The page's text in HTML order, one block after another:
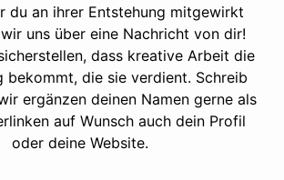
du an ihrer Entstehung mitgewirkt
uns über eine Nachricht von dir!
dass kreative Arbeit die
bekommt, die sie verdient. Schreib
ergänzen deinen Namen gerne als
auf Wunsch auch dein Profil
oder deine Website.